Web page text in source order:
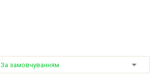
За замовчуванням